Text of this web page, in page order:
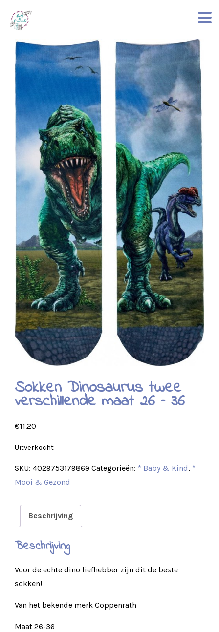
Sokken Dinosaurus twee
verschillende maat 26 – 36
€11.20
Uitverkocht
SKU: 4029753179869 Categorieën: * Baby & Kind, *
Mooi & Gezond
Beschrijving
Beschrijving
Voor de echte dino liefhebber zijn dit de beste
sokken!
Van het bekende merk Coppenrath
Maat 26-36